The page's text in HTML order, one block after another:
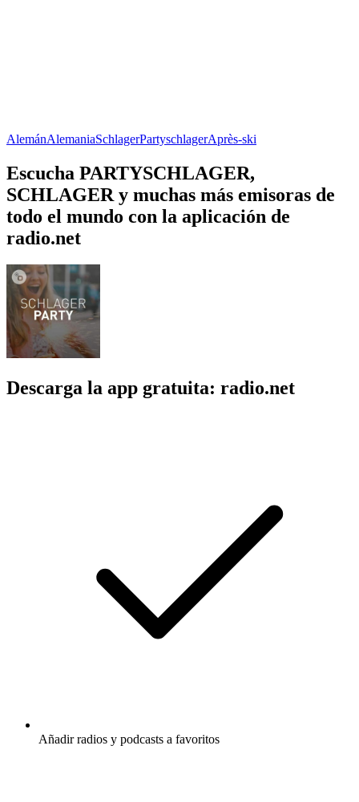
AlemánAlemaniaSchlagerPartyschlagerAprès-ski
Escucha PARTYSCHLAGER,
SCHLAGER y muchas más emisoras de
todo el mundo con la aplicación de
radio.net
Descarga la app gratuita: radio.net
Añadir radios y podcasts a favoritos